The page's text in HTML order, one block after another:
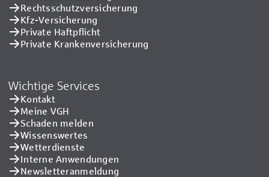
Rechtsschutzversicherung
Kfz-Versicherung
Private Haftpflicht
Private Kranken­versicherung
Wichtige Services
Kontakt
Meine VGH
Schaden melden
Wissenswertes
Wetterdienste
Interne Anwendungen
Newsletteranmeldung